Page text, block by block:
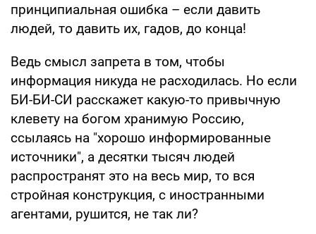
принципиальная ошибка – если давить
людей, то давить их, гадов, до конца!
Ведь смысл запрета в том, чтобы
информация никуда не расходилась. Но если
БИ-БИ-СИ расскажет какую-то привычную
клевету на богом хранимую Россию,
ссылаясь на "хорошо информированные
источники", а десятки тысяч людей
распространят это на весь мир, то вся
стройная конструкция, с иностранными
агентами, рушится, не так ли?